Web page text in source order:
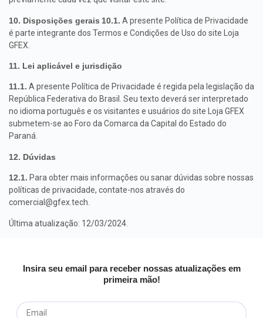
10. Disposições gerais 10.1. A presente Política de Privacidade
é parte integrante dos Termos e Condições de Uso do site Loja
GFEX.
11. Lei aplicável e jurisdição
11.1. A presente Política de Privacidade é regida pela legislação da
República Federativa do Brasil. Seu texto deverá ser interpretado
no idioma português e os visitantes e usuários do site Loja GFEX
submetem-se ao Foro da Comarca da Capital do Estado do
Paraná.
12. Dúvidas
12.1. Para obter mais informações ou sanar dúvidas sobre nossas
políticas de privacidade, contate-nos através do
comercial@gfex.tech
Última atualização: 12/03/2024.
Insira seu email para receber nossas atualizações em
primeira mão!